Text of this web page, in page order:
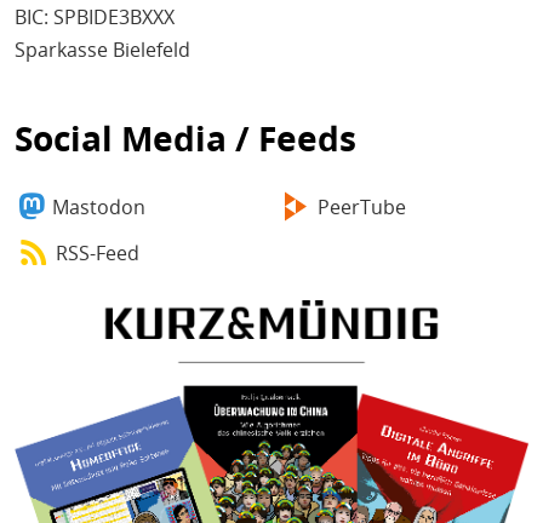
BIC: SPBIDE3BXXX
Sparkasse Bielefeld
Social Media / Feeds
Mastodon
PeerTube
RSS-Feed